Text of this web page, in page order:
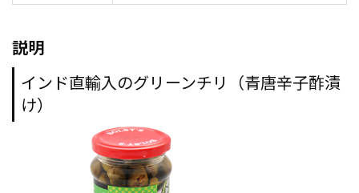
説明
インド直輸入のグリーンチリ（青唐辛子酢漬
け）